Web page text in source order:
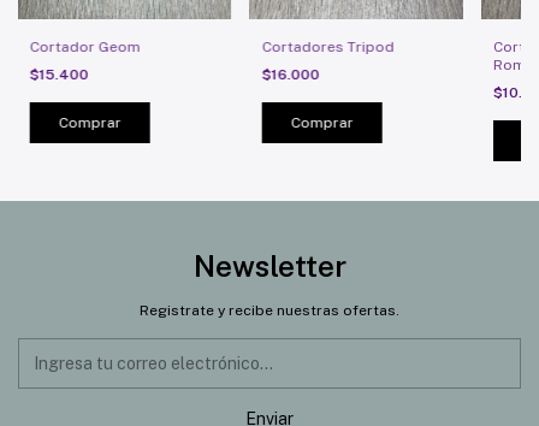
Cortador Geom
$15.400
Cortadores Tripod
$16.000
Newsletter
Registrate y recibe nuestras ofertas.